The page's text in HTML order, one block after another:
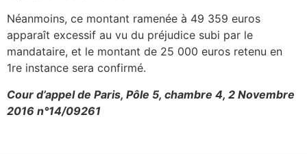
Néanmoins, ce montant ramenée à 49 359 euros
apparaît excessif au vu du préjudice subi par le
mandataire, et le montant de 25 000 euros retenu en
1re instance sera confirmé.
Cour d’appel de Paris, Pôle 5, chambre 4, 2 Novembre
2016 n°14/09261